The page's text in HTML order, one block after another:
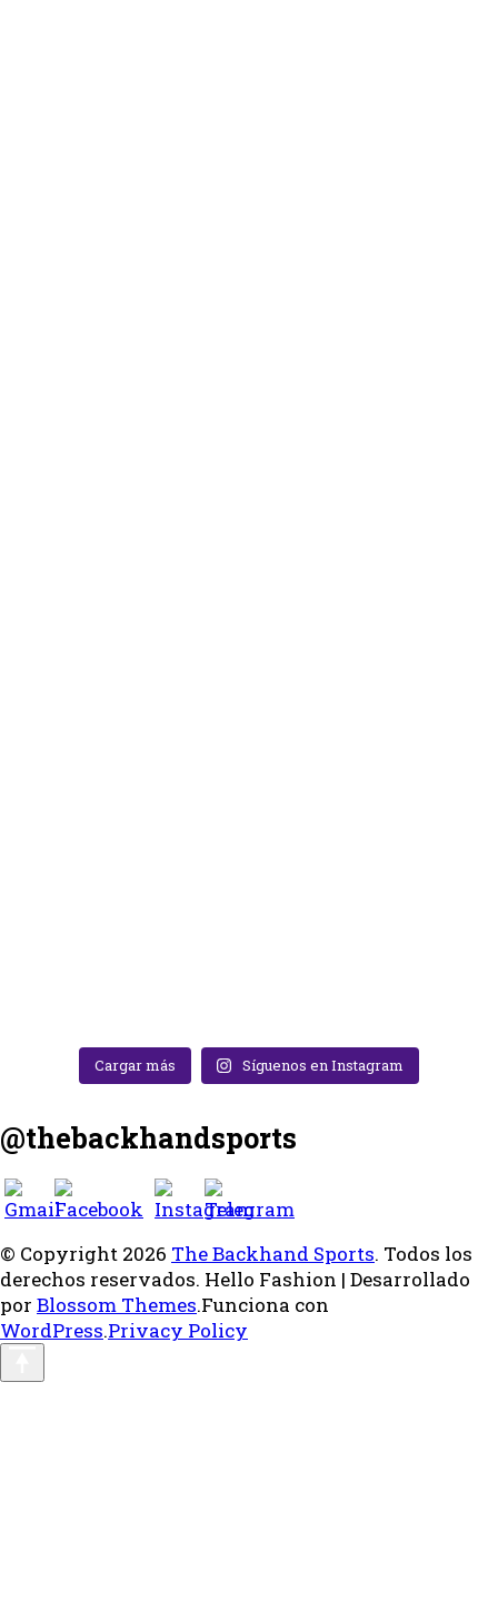
Cargar más Síguenos en Instagram
@thebackhandsports
© Copyright 2026 The Backhand Sports. Todos los
derechos reservados. Hello Fashion | Desarrollado
por Blossom Themes.Funciona con
WordPress.Privacy Policy